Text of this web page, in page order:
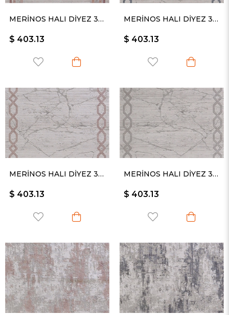
MERİNOS HALI DİYEZ 34930 055
$ 403.13
MERİNOS HALI DİYEZ 34931 030
$ 403.13
MERİNOS HALI DİYEZ 34931 055
$ 403.13
MERİNOS HALI DİYEZ 34931 095
$ 403.13